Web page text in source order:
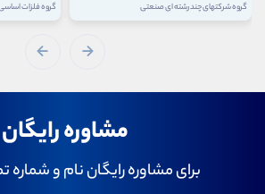
گروه شرکتهای چند رشته ای صنعتی گروه فلزات
مشاوره رایگان
برای مشاوره رایگان نام و شماره